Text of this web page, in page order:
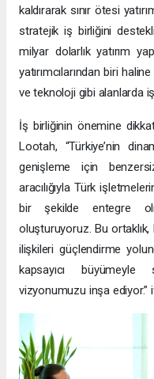
kaldırarak sınır ötesi
stratejik iş birliğini
milyar dolarlık yatırım
yatırımcılarından biri
ve teknoloji gibi alanlarda iş
İş birliğinin önemine
Lootah, “Türkiye’nin
genişleme için
aracılığıyla Türk
bir şekilde entegre
oluşturuyoruz. Bu
ilişkileri güçlendirme
kapsayıcı
vizyonumuzu inşa ediyor.”